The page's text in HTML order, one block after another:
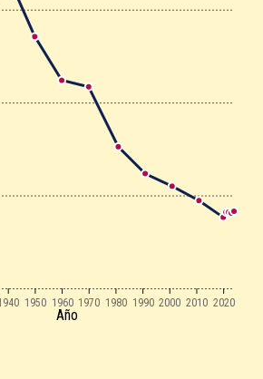
1950 1960 1970 1980 1990 2000 2010 2020
Año